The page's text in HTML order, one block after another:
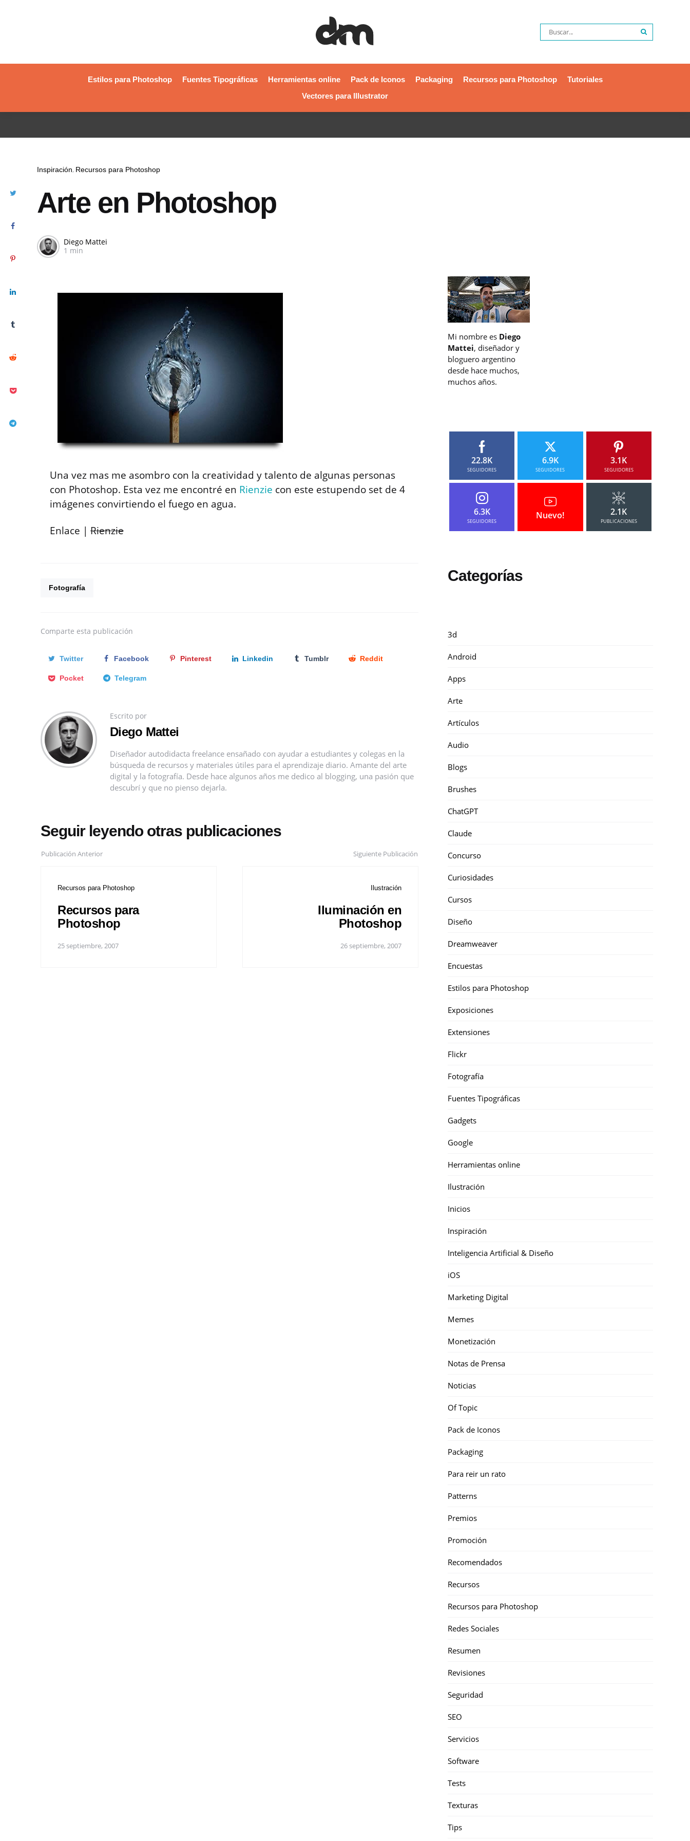
Estilos para Photoshop Fuentes Tipográficas Herramientas online Pack de Iconos Packaging Recursos para Photoshop
Tutoriales
Vectores para Illustrator
Inspiración Recursos para Photoshop
Arte en Photoshop
Diego Mattei
1 min
Una vez mas me asombro con la creatividad y talento de algunas personas
con Photoshop. Esta vez me encontré en Rienzie con este estupendo set de 4
imágenes convirtiendo el fuego en agua.
Enlace | Rienzie
Fotografía
Comparte esta publicación
Twitter Facebook Pinterest Linkedin Tumblr Reddit
Pocket Telegram
Escrito por
Diego Mattei
Diseñador autodidacta freelance ensañado con ayudar a estudiantes y colegas en la
búsqueda de recursos y materiales útiles para el aprendizaje diario. Amante del arte
digital y la fotografía. Desde hace algunos años me dedico al blogging, una pasión que
descubrí y que no pienso dejarla.
Seguir leyendo otras publicaciones
Publicación Anterior
Recursos para Photoshop
Recursos para
Photoshop
25 septiembre, 2007
Siguiente Publicación
Ilustración
Iluminación en
Photoshop
26 septiembre, 2007
Mi nombre es Diego
Mattei, diseñador y
bloguero argentino
desde hace muchos,
muchos años.
22.8K
SEGUIDORES
6.9K
SEGUIDORES
3.1K
SEGUIDORES
6.3K
SEGUIDORES
Nuevo! 2.1K
PUBLICACIONES
Categorías
3d
Android
Apps
Arte
Artículos
Audio
Blogs
Brushes
ChatGPT
Claude
Concurso
Curiosidades
Cursos
Diseño
Dreamweaver
Encuestas
Estilos para Photoshop
Exposiciones
Extensiones
Flickr
Fotografía
Fuentes Tipográficas
Gadgets
Google
Herramientas online
Ilustración
Inicios
Inspiración
Inteligencia Artificial & Diseño
iOS
Marketing Digital
Memes
Monetización
Notas de Prensa
Noticias
Of Topic
Pack de Iconos
Packaging
Para reir un rato
Patterns
Premios
Promoción
Recomendados
Recursos
Recursos para Photoshop
Redes Sociales
Resumen
Revisiones
Seguridad
SEO
Servicios
Software
Tests
Texturas
Tips